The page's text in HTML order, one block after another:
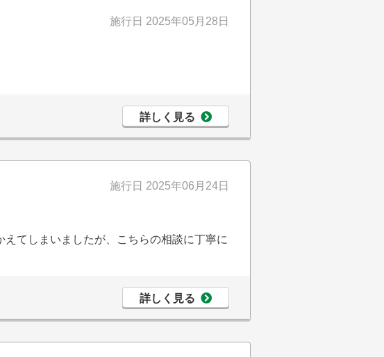
施行日 2025年05月28日
詳しく見る
施行日 2025年06月24日
てしまいましたが、こちらの相談に丁寧に
詳しく見る